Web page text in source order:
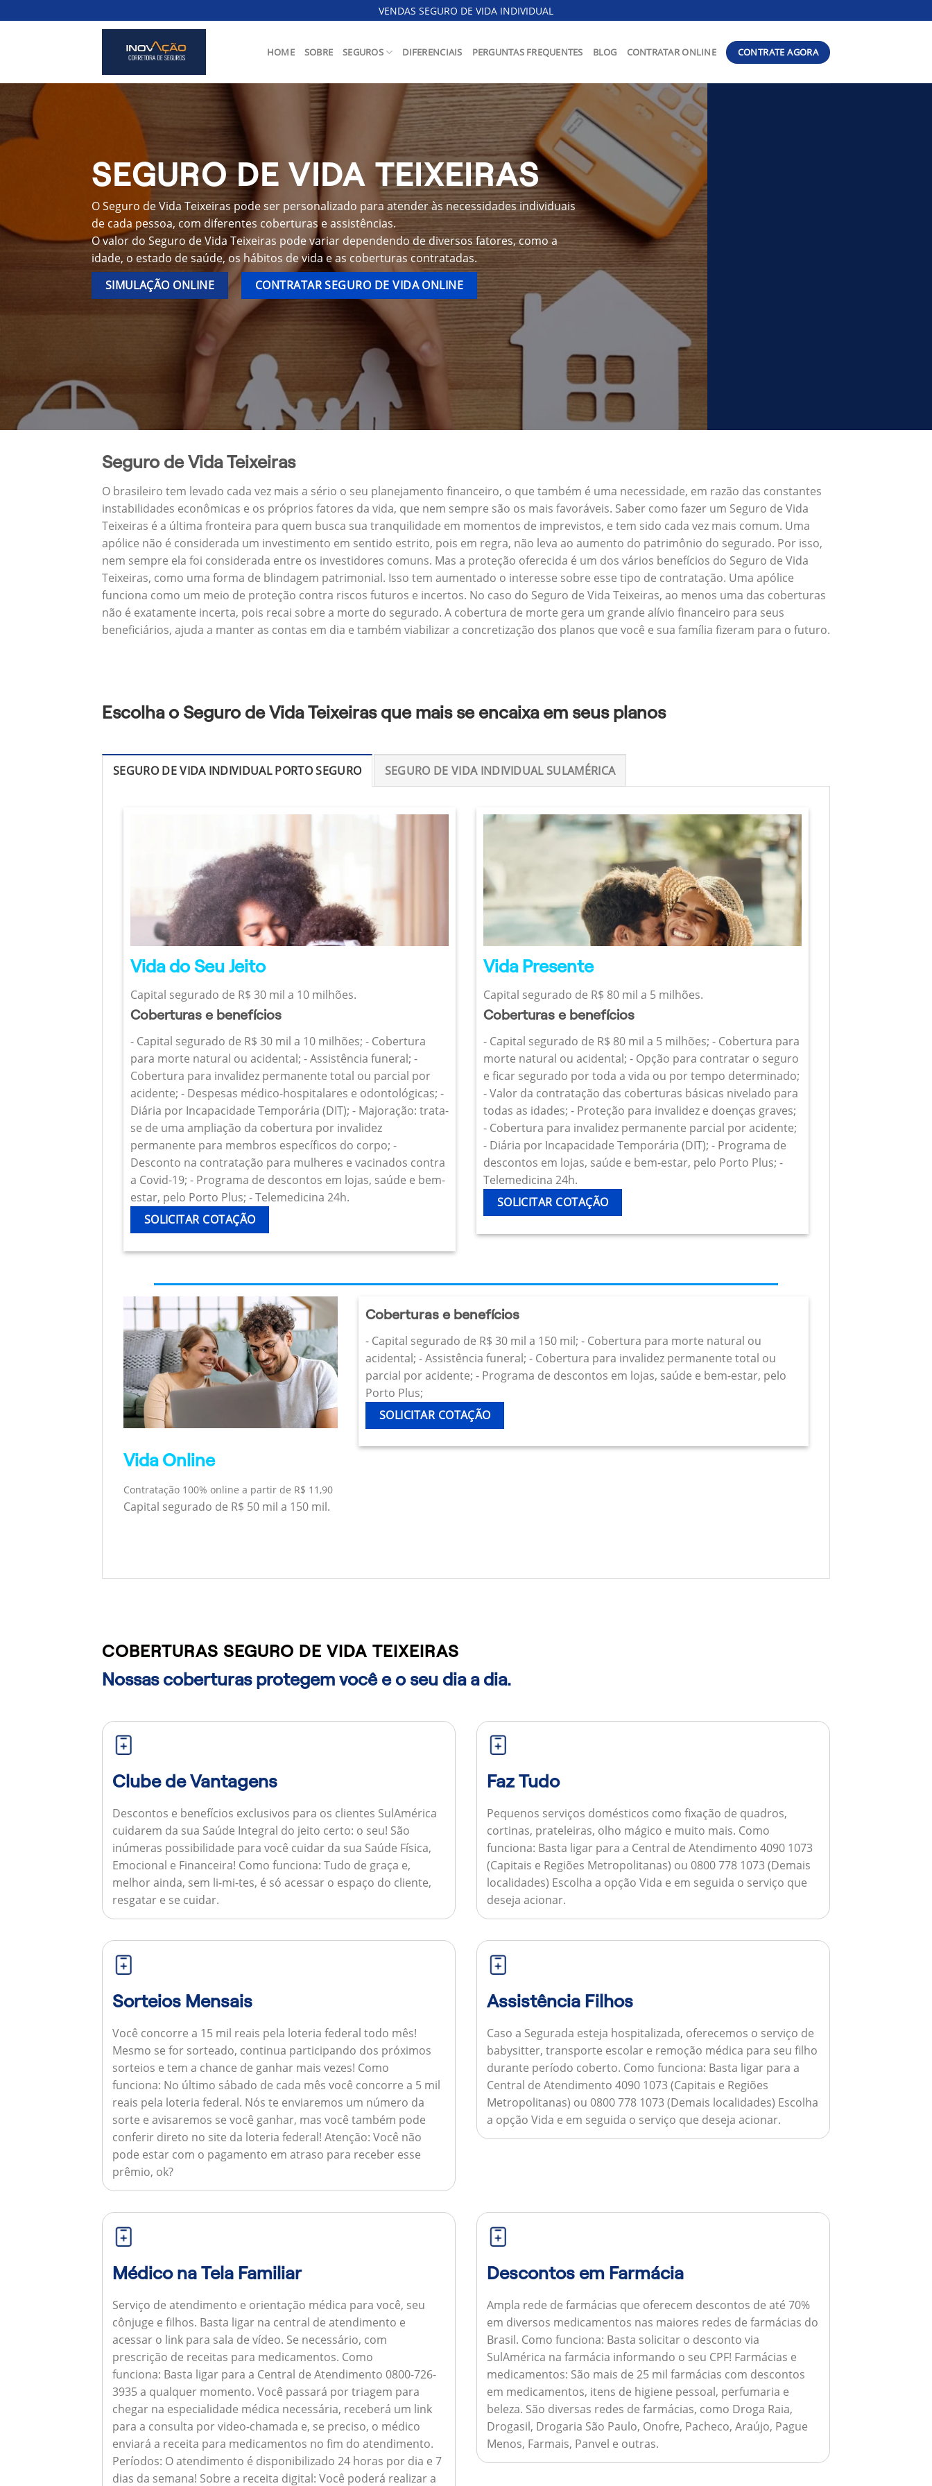
to
VENDAS SEGURO DE VIDA INDIVIDUAL
HOME SOBRE SEGUROS DIFERENCIAIS PERGUNTAS FREQUENTES BLOG CONTRATAR ONLINE CONTRATE AGORA
SEGURO DE VIDA TEIXEIRAS
O Seguro de Vida Teixeiras pode ser personalizado para atender às necessidades individuais
de cada pessoa, com diferentes coberturas e assistências.
O valor do Seguro de Vida Teixeiras pode variar dependendo de diversos fatores, como a
idade, o estado de saúde, os hábitos de vida e as coberturas contratadas.
SIMULAÇÃO ONLINE
CONTRATAR SEGURO DE VIDA ONLINE
Seguro de Vida Teixeiras
O brasileiro tem levado cada vez mais a sério o seu planejamento financeiro, o que também é uma necessidade, em razão das constantes
instabilidades econômicas e os próprios fatores da vida, que nem sempre são os mais favoráveis. Saber como fazer um Seguro de Vida
Teixeiras é a última fronteira para quem busca sua tranquilidade em momentos de imprevistos, e tem sido cada vez mais comum. Uma
apólice não é considerada um investimento em sentido estrito, pois em regra, não leva ao aumento do patrimônio do segurado. Por isso,
nem sempre ela foi considerada entre os investidores comuns. Mas a proteção oferecida é um dos vários benefícios do Seguro de Vida
Teixeiras, como uma forma de blindagem patrimonial. Isso tem aumentado o interesse sobre esse tipo de contratação. Uma apólice
funciona como um meio de proteção contra riscos futuros e incertos. No caso do Seguro de Vida Teixeiras, ao menos uma das coberturas
não é exatamente incerta, pois recai sobre a morte do segurado. A cobertura de morte gera um grande alívio financeiro para seus
beneficiários, ajuda a manter as contas em dia e também viabilizar a concretização dos planos que você e sua família fizeram para o futuro.
Escolha o Seguro de Vida Teixeiras que mais se encaixa em seus planos
SEGURO DE VIDA INDIVIDUAL PORTO SEGURO SEGURO DE VIDA INDIVIDUAL SULAMÉRICA
Vida do Seu Jeito
Capital segurado de R$ 30 mil a 10 milhões.
Coberturas e benefícios
- Capital segurado de R$ 30 mil a 10 milhões; - Cobertura
para morte natural ou acidental; - Assistência funeral; -
Cobertura para invalidez permanente total ou parcial por
acidente; - Despesas médico-hospitalares e odontológicas; -
Diária por Incapacidade Temporária (DIT); - Majoração: trata-
se de uma ampliação da cobertura por invalidez
permanente para membros específicos do corpo; -
Desconto na contratação para mulheres e vacinados contra
a Covid-19; - Programa de descontos em lojas, saúde e bem-
estar, pelo Porto Plus; - Telemedicina 24h.
SOLICITAR COTAÇÃO
Vida Presente
Capital segurado de R$ 80 mil a 5 milhões.
Coberturas e benefícios
- Capital segurado de R$ 80 mil a 5 milhões; - Cobertura para
morte natural ou acidental; - Opção para contratar o seguro
e ficar segurado por toda a vida ou por tempo determinado;
- Valor da contratação das coberturas básicas nivelado para
todas as idades; - Proteção para invalidez e doenças graves;
- Cobertura para invalidez permanente parcial por acidente;
- Diária por Incapacidade Temporária (DIT); - Programa de
descontos em lojas, saúde e bem-estar, pelo Porto Plus; -
Telemedicina 24h.
SOLICITAR COTAÇÃO
Vida Online
Contratação 100% online a partir de R$ 11,90
Capital segurado de R$ 50 mil a 150 mil.
Coberturas e benefícios
- Capital segurado de R$ 30 mil a 150 mil; - Cobertura para morte natural ou
acidental; - Assistência funeral; - Cobertura para invalidez permanente total ou
parcial por acidente; - Programa de descontos em lojas, saúde e bem-estar, pelo
Porto Plus;
SOLICITAR COTAÇÃO
COBERTURAS SEGURO DE VIDA TEIXEIRAS
Nossas coberturas protegem você e o seu dia a dia.
Clube de Vantagens
Descontos e benefícios exclusivos para os clientes SulAmérica
cuidarem da sua Saúde Integral do jeito certo: o seu! São
inúmeras possibilidade para você cuidar da sua Saúde Física,
Emocional e Financeira! Como funciona: Tudo de graça e,
melhor ainda, sem li-mi-tes, é só acessar o espaço do cliente,
resgatar e se cuidar.
Faz Tudo
Pequenos serviços domésticos como fixação de quadros,
cortinas, prateleiras, olho mágico e muito mais. Como
funciona: Basta ligar para a Central de Atendimento 4090 1073
(Capitais e Regiões Metropolitanas) ou 0800 778 1073 (Demais
localidades) Escolha a opção Vida e em seguida o serviço que
deseja acionar.
Sorteios Mensais
Você concorre a 15 mil reais pela loteria federal todo mês!
Mesmo se for sorteado, continua participando dos próximos
sorteios e tem a chance de ganhar mais vezes! Como
funciona: No último sábado de cada mês você concorre a 5 mil
reais pela loteria federal. Nós te enviaremos um número da
sorte e avisaremos se você ganhar, mas você também pode
conferir direto no site da loteria federal!Atenção: Você não
pode estar com o pagamento em atraso para receber esse
prêmio, ok?
Assistência Filhos
Caso a Segurada esteja hospitalizada, oferecemos o serviço de
babysitter, transporte escolar e remoção médica para seu filho
durante período coberto. Como funciona: Basta ligar para a
Central de Atendimento 4090 1073 (Capitais e Regiões
Metropolitanas) ou 0800 778 1073 (Demais localidades) Escolha
a opção Vida e em seguida o serviço que deseja acionar.
Médico na Tela Familiar
Serviço de atendimento e orientação médica para você, seu
cônjuge e filhos. Basta ligar na central de atendimento e
acessar o link para sala de vídeo. Se necessário, com
prescrição de receitas para medicamentos. Como
funciona: Basta ligar para a Central de Atendimento 0800-726-
3935 a qualquer momento. Você passará por triagem para
chegar na especialidade médica necessária, receberá um link
para a consulta por video-chamada e, se preciso, o médico
enviará a receita para medicamentos no fim do atendimento.
Períodos: O atendimento é disponibilizado 24 horas por dia e 7
dias da semana! Sobre a receita digital: Você poderá realizar a
Descontos em Farmácia
Ampla rede de farmácias que oferecem descontos de até 70%
em diversos medicamentos nas maiores redes de farmácias do
Brasil. Como funciona: Basta solicitar o desconto via
SulAmérica na farmácia informando o seu CPF! Farmácias e
medicamentos: São mais de 25 mil farmácias com descontos
em medicamentos, itens de higiene pessoal, perfumaria e
beleza. São diversas redes de farmácias, como Droga Raia,
Drogasil, Drogaria São Paulo, Onofre, Pacheco, Araújo, Pague
Menos, Farmais, Panvel e outras.